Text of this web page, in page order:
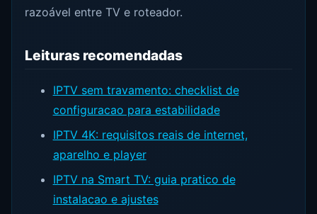
razoável entre TV e roteador.
Leituras recomendadas
IPTV sem travamento: checklist de
configuracao para estabilidade
IPTV 4K: requisitos reais de internet,
aparelho e player
IPTV na Smart TV: guia pratico de
instalacao e ajustes